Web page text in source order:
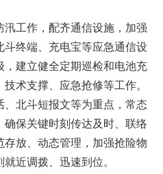
工作，配齐通信设施，加强
终端、充电宝等应急通信设
建立健全定期巡检和电池充
术支撑、应急抢修等工作。
北斗短报文等为重点，常态
保关键时刻传达及时、联络
放、动态管理，加强抢险物
近调拨、迅速到位。